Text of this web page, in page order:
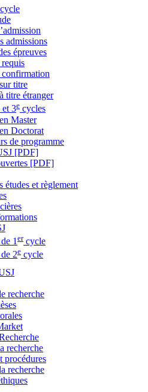
admissions
épreuves
confirmation
titre
titre étranger
et 3e cycles
Master
Doctorat
de programme
[PDF]
[PDF]
études et règlement
1ercycle
2e cycle
recherche
recherche
procédures
recherche